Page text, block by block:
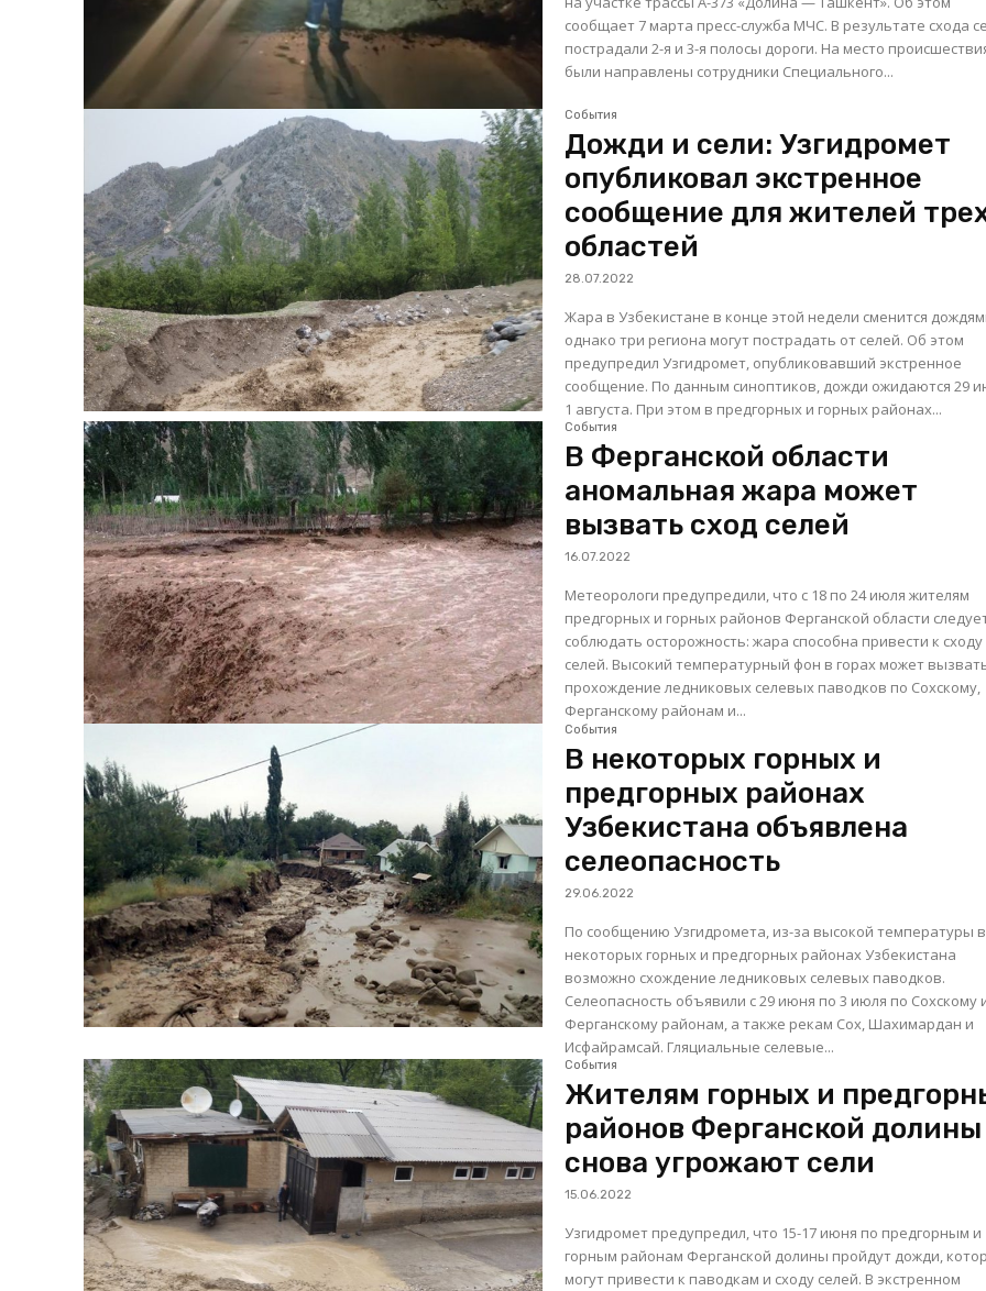
сообщает 7 марта пресс-служба МЧС. В результате схода селя
пострадали 2-я и 3-я полосы дороги. На место
были направлены сотрудники Специального...
События
Дожди и сели: Узгидромет
опубликовал экстренное
сообщение для жителей
областей
28.07.2022
Жара в Узбекистане в конце этой недели сменится
однако три региона могут пострадать от селей. Об этом
предупредил Узгидромет, опубликовавший экстренное
сообщение. По данным синоптиков, дожди ожидаются 29 июля -
1 августа. При этом в предгорных и горных районах...
События
В Ферганской области
аномальная жара может
вызвать сход селей
16.07.2022
Метеорологи предупредили, что с 18 по 24 июля жителям
предгорных и горных районов Ферганской области
соблюдать осторожность: жара способна привести к сходу
селей. Высокий температурный фон в горах может вызвать
прохождение ледниковых селевых паводков по Сохскому,
Ферганскому районам и...
События
В некоторых горных и
предгорных районах
Узбекистана объявлена
селеопасность
29.06.2022
По сообщению Узгидромета, из-за высокой температуры в
некоторых горных и предгорных районах Узбекистана
возможно схождение ледниковых селевых паводков.
Селеопасность объявили с 29 июня по 3 июля по Сохскому
Ферганскому районам, а также рекам Сох, Шахимардан и
Исфайрамсай. Гляциальные селевые...
События
Жителям горных и
районов Ферганской долины
снова угрожают сели
15.06.2022
Узгидромет предупредил, что 15-17 июня по предгорным и
горным районам Ферганской долины пройдут дожди,
могут привести к паводкам и сходу селей. В экстренном